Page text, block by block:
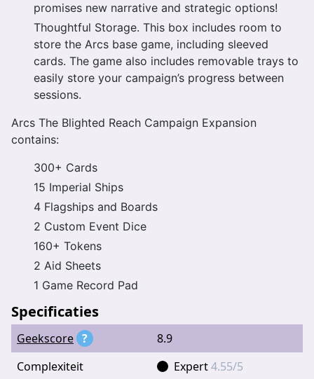
promises new narrative and strategic options!
Thoughtful Storage. This box includes room to
store the Arcs base game, including sleeved
cards. The game also includes removable trays to
easily store your campaign’s progress between
sessions.
Arcs The Blighted Reach Campaign Expansion
contains:
300+ Cards
15 Imperial Ships
4 Flagships and Boards
2 Custom Event Dice
160+ Tokens
2 Aid Sheets
1 Game Record Pad
Specificaties
Geekscore ?
8.9
Complexiteit
Expert4.55/5